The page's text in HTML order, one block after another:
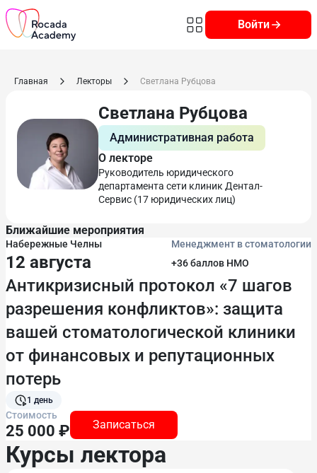
Войти
Главная Лекторы Светлана Рубцова
Светлана Рубцова
Административная работа
О лекторе
Руководитель юридического
департамента сети клиник Дентал-
Сервис (17 юридических лиц)
Ближайшие мероприятия
Набережные Челны
12 августа
Менеджмент в стоматологии
+36 баллов НМО
Антикризисный протокол «7 шагов
разрешения конфликтов»: защита
вашей стоматологической клиники
от финансовых и репутационных
потерь
1 день
Стоимость
25 000 ₽ Записаться
Курсы лектора